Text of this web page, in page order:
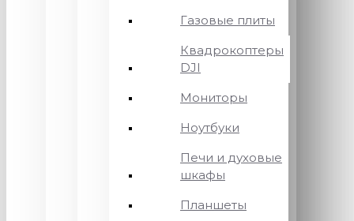
Газовые плиты
Квадрокоптеры
DJI
Мониторы
Ноутбуки
Печи и духовые
шкафы
Планшеты